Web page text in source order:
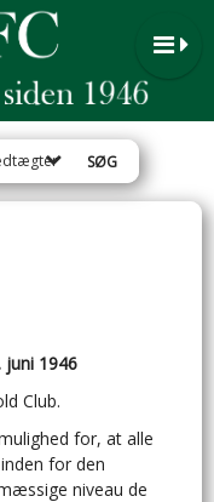
juni 1946
Club.
for, at alle
for den
niveau de